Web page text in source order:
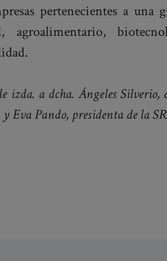
pertenecientes a una
agroalimentario,
izda. a dcha. Ángeles
y Eva Pando, presidenta de la